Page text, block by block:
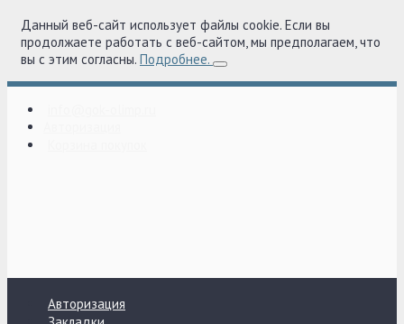
Данный веб-сайт использует файлы cookie. Если вы
продолжаете работать с веб-сайтом, мы предполагаем, что
вы с этим согласны. Подробнее.
Авторизация